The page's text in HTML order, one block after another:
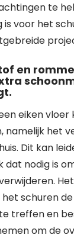
te
is voor het
en
eiken
namelijk het
Dit kan
dat nodig is
schuren
treffen en
om de